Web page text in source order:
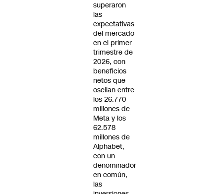
superaron
las
expectativas
del mercado
en el primer
trimestre de
2026, con
beneficios
netos que
oscilan entre
los 26.770
millones de
Meta y los
62.578
millones de
Alphabet,
con un
denominador
en común,
las